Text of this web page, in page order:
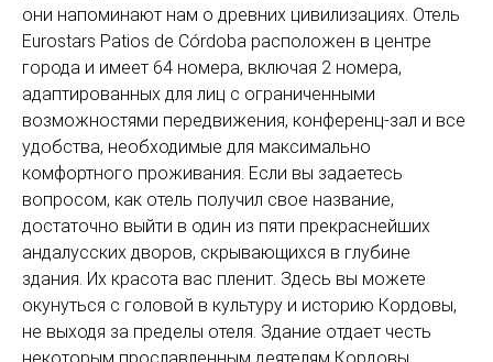
они напоминают нам о древних цивилизациях. Отель
Eurostars Patios de Córdoba расположен в центре
города и имеет 64 номера, включая 2 номера,
адаптированных для лиц с ограниченными
возможностями передвижения, конференц-зал и все
удобства, необходимые для максимально
комфортного проживания. Если вы задаетесь
вопросом, как отель получил свое название,
достаточно выйти в один из пяти прекраснейших
андалусских дворов, скрывающихся в глубине
здания. Их красота вас пленит. Здесь вы можете
окунуться с головой в культуру и историю Кордовы,
не выходя за пределы отеля. Здание отдает честь